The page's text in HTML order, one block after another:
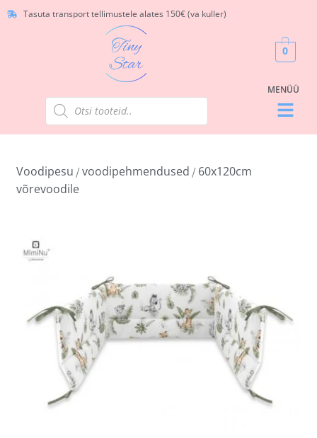
Tasuta transport tellimustele alates 150€ (va kuller)
0
Voodipesu /voodipehmendused / 60x120cm
võrevoodile